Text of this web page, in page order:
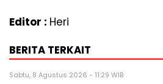
Editor : Heri
BERITA TERKAIT
Sabtu, 8 Agustus 2026 - 11:29 WIB